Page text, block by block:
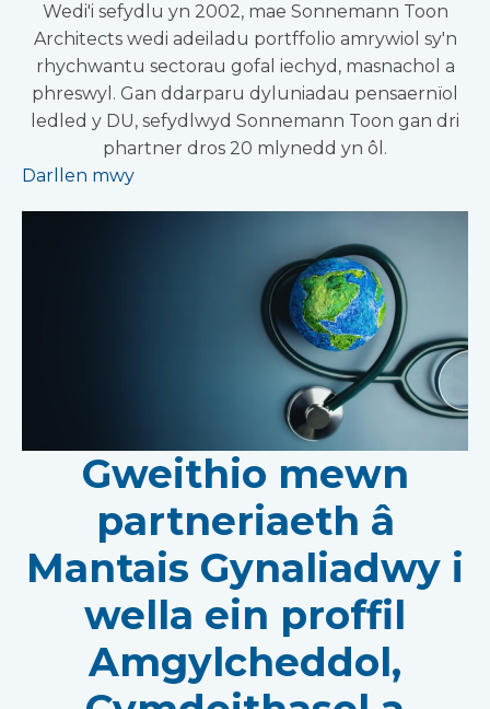
Wedi'i sefydlu yn 2002, mae Sonnemann Toon
Architects wedi adeiladu portffolio amrywiol sy'n
rhychwantu sectorau gofal iechyd, masnachol a
phreswyl. Gan ddarparu dyluniadau pensaernïol
ledled y DU, sefydlwyd Sonnemann Toon gan dri
phartner dros 20 mlynedd yn ôl.
Darllen mwy
Gweithio mewn
partneriaeth â
Mantais Gynaliadwy i
wella ein proffil
Amgylcheddol,